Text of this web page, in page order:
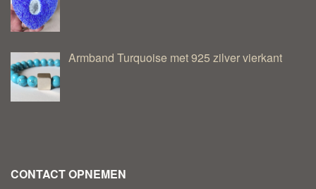
Armband Turquoise met 925 zilver vierkant
CONTACT OPNEMEN